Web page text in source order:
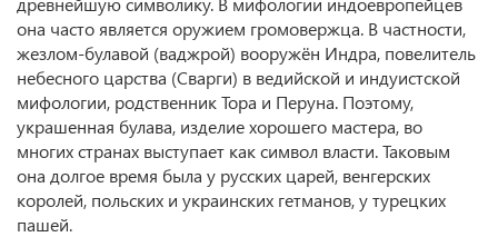
она часто является оружием громовержца. В частности,
жезлом-булавой (ваджрой) вооружён Индра, повелитель
небесного царства (Сварги) в ведийской и индуистской
мифологии, родственник Тора и Перуна. Поэтому,
украшенная булава, изделие хорошего мастера, во
многих странах выступает как символ власти. Таковым
она долгое время была у русских царей, венгерских
королей, польских и украинских гетманов, у турецких
пашей.